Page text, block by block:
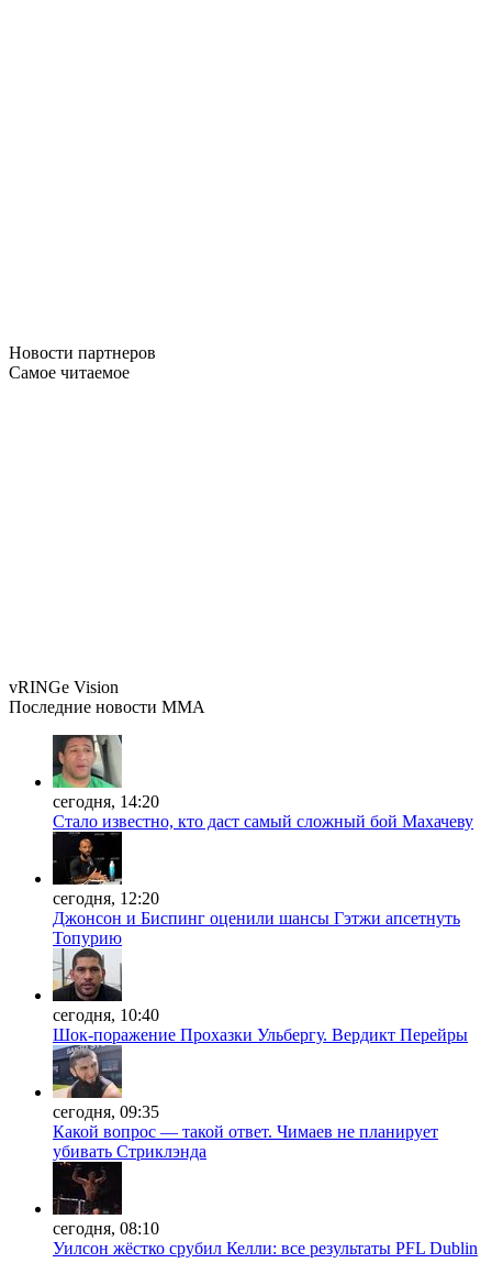
Новости партнеров
Самое читаемое
vRINGe Vision
Последние новости MMA
сегодня, 14:20
Стало известно, кто даст самый сложный бой Махачеву
сегодня, 12:20
Джонсон и Биспинг оценили шансы Гэтжи апсетнуть
Топурию
сегодня, 10:40
Шок-поражение Прохазки Ульбергу. Вердикт Перейры
сегодня, 09:35
Какой вопрос — такой ответ. Чимаев не планирует
убивать Стриклэнда
сегодня, 08:10
Уилсон жёстко срубил Келли: все результаты PFL Dublin